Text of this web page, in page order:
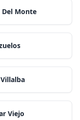
Del Monte
Viejo